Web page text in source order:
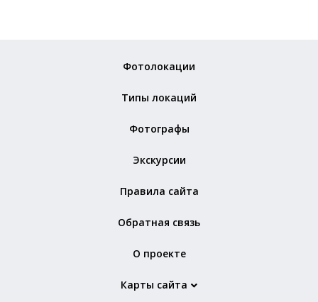
Фотолокации
Типы локаций
Фотографы
Экскурсии
Правила сайта
Обратная связь
О проекте
Карты сайта